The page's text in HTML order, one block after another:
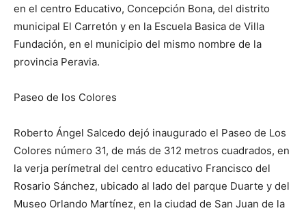
en el centro Educativo, Concepción Bona, del distrito
municipal El Carretón y en la Escuela Basica de Villa
Fundación, en el municipio del mismo nombre de la
provincia Peravia.
Paseo de los Colores
Roberto Ángel Salcedo dejó inaugurado el Paseo de Los
Colores número 31, de más de 312 metros cuadrados, en
la verja perímetral del centro educativo Francisco del
Rosario Sánchez, ubicado al lado del parque Duarte y del
Museo Orlando Martínez, en la ciudad de San Juan de la